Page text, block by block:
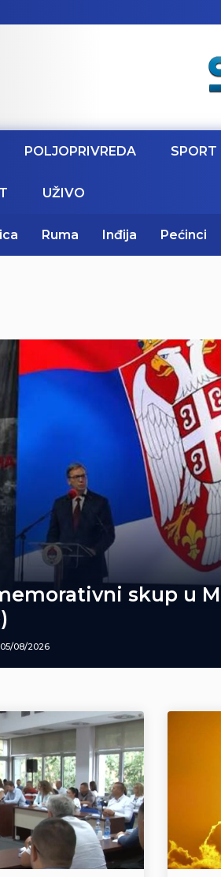
POLJOPRIVREDA SPORT
UŽIVO
Ruma Inđija Pećinci
skup u
05/08/2026